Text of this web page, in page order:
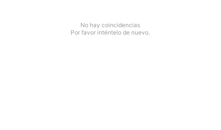
No hay coincidencias
Por favor inténtelo de nuevo.